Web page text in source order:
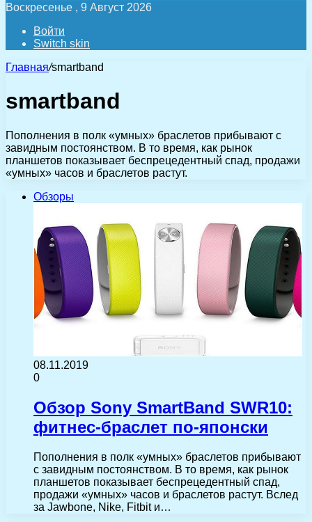
Воскресенье , 9 Август 2026
Войти
Switch skin
Главная/smartband
smartband
Пополнения в полк «умных» браслетов прибывают с
завидным постоянством. В то время, как рынок
планшетов показывает беспрецедентный спад, продажи
«умных» часов и браслетов растут.
Обзоры
08.11.2019
0
Обзор Sony SmartBand SWR10:
фитнес-браслет по-японски
Пополнения в полк «умных» браслетов прибывают
с завидным постоянством. В то время, как рынок
планшетов показывает беспрецедентный спад,
продажи «умных» часов и браслетов растут. Вслед
за Jawbone, Nike, Fitbit и…